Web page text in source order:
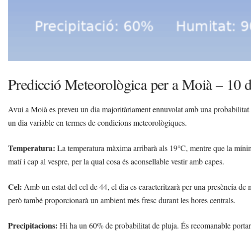
Predicció Meteorològica per a Moià – 10
Avui a Moià es preveu un dia majoritàriament ennuvolat amb una
un dia variable en termes de condicions meteorològiques.
Temperatura: La temperatura màxima arribarà als 19°C, mentre que la
matí i cap al vespre, per la qual cosa és aconsellable vestir amb capes.
Cel: Amb un estat del cel de 44, el dia es caracteritzarà per una presència
però també proporcionarà un ambient més fresc durant les hores centrals.
Precipitacions: Hi ha un 60% de probabilitat de pluja. És recomanable